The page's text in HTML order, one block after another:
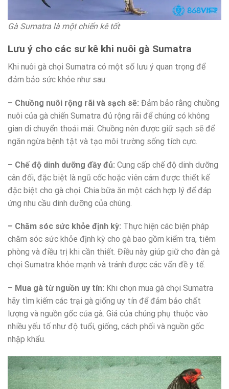
Gà Sumatra là một chiến kê tốt
Lưu ý cho các sư kê khi nuôi gà Sumatra
Khi nuôi gà chọi Sumatra có một số lưu ý quan trọng để
đảm bảo sức khỏe như sau:
– Chuồng nuôi rộng rãi và sạch sẽ: Đảm bảo rằng chuồng
nuôi của gà chiến Sumatra đủ rộng rãi để chúng có không
gian di chuyển thoải mái. Chuồng nên được giữ sạch sẽ để
ngăn ngừa bệnh tật và tạo môi trường sống tích cực.
– Chế độ dinh dưỡng đầy đủ: Cung cấp chế độ dinh dưỡng
cân đối, đặc biệt là ngũ cốc hoặc viên cám được thiết kế
đặc biệt cho gà chọi. Chia bữa ăn một cách hợp lý để đáp
ứng nhu cầu dinh dưỡng của chúng.
– Chăm sóc sức khỏe định kỳ: Thực hiện các biện pháp
chăm sóc sức khỏe định kỳ cho gà bao gồm kiểm tra, tiêm
phòng và điều trị khi cần thiết. Điều này giúp giữ cho đàn gà
chọi Sumatra khỏe mạnh và tránh được các vấn đề y tế.
– Mua gà từ nguồn uy tín: Khi chọn mua gà chọi Sumatra
hãy tìm kiếm các trại gà giống uy tín để đảm bảo chất
lượng và nguồn gốc của gà. Giá của chúng phụ thuộc vào
nhiều yếu tố như độ tuổi, giống, cách phối và nguồn gốc
nhập khẩu.